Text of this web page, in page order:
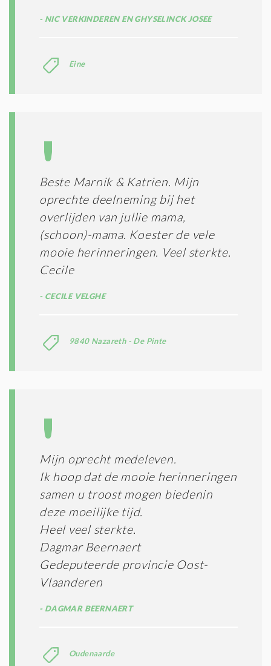
NIC VERKINDEREN EN GHYSELINCK JOSEE
Eine
Beste Marnik & Katrien. Mijn
oprechte deelneming bij het
overlijden van jullie mama,
(schoon)-mama. Koester de vele
mooie herinneringen. Veel sterkte.
Cecile
CECILE VELGHE
9840 Nazareth - De Pinte
Mijn oprecht medeleven.
Ik hoop dat de mooie herinneringen
samen u troost mogen biedenin
deze moeilijke tijd.
Heel veel sterkte.
Dagmar Beernaert
Gedeputeerde provincie Oost-
Vlaanderen
DAGMAR BEERNAERT
Oudenaarde